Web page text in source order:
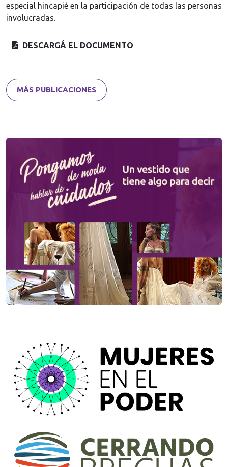
especial hincapié en la participación de todas las personas
involucradas.
DESCARGÁ EL DOCUMENTO
MÁS PUBLICACIONES